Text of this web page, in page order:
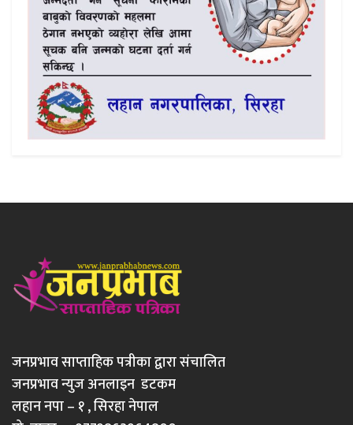
जनप्रभाव साप्ताहिक पत्रीका द्वारा संचालित
जनप्रभाव न्युज अनलाइन डटकम
लहान नपा – १ , सिरहा नेपाल